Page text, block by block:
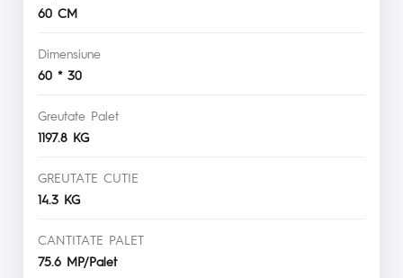
60 CM
Dimensiune
60 * 30
Greutate Palet
1197.8 KG
GREUTATE CUTIE
14.3 KG
CANTITATE PALET
75.6 MP/Palet